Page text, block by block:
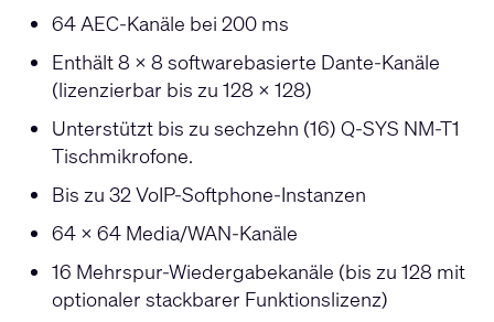
64 AEC-Kanäle bei 200 ms
Enthält 8 x 8 softwarebasierte Dante-Kanäle
(lizenzierbar bis zu 128 x 128)
Unterstützt bis zu sechzehn (16) Q-SYS NM-T1
Tischmikrofone.
Bis zu 32 VoIP-Softphone-Instanzen
64 x 64 Media/WAN-Kanäle
16 Mehrspur-Wiedergabekanäle (bis zu 128 mit
optionaler stackbarer Funktionslizenz)